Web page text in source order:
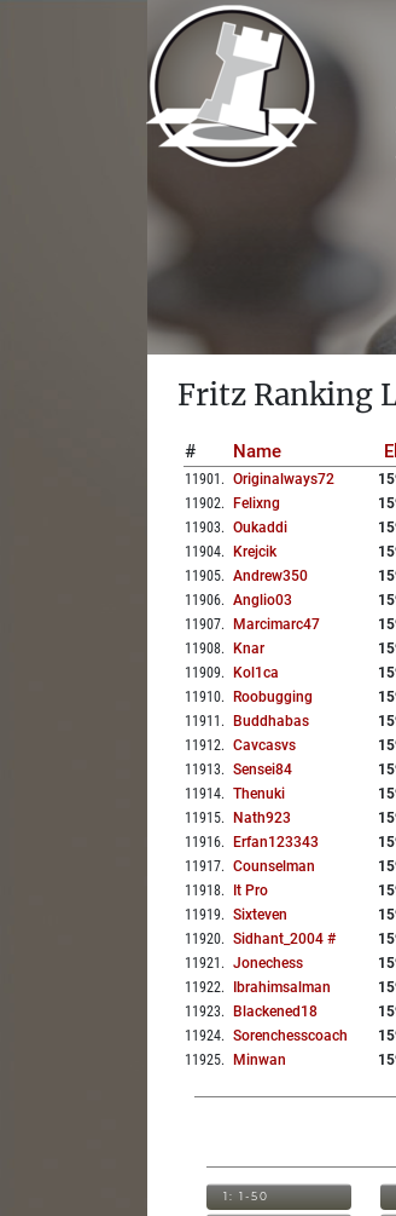
Fritz Ranking
# Name
11901 . Originalways72
11902. Felixng
11903. Oukaddi
11904. Krejcik
11905. Andrew350
11906. Anglio03
11907. Marcimarc47
11908. Knar
11909. Kol1ca
11910. Roobugging
11911 . Buddhabas
11912. Cavcasvs
11913. Sensei84
11914. Thenuki
11915. Nath923
11916. Erfan123343
11917. Counselman
11918. It Pro
11919. Sixteven
11920. Sidhant_2004 #
11921 . Jonechess
11922. Ibrahimsalman
11923. Blackened18
11924. Sorenchesscoach
11925. Minwan
1: 1-50